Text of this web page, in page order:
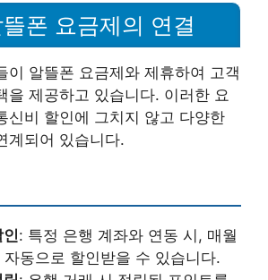
폰 요금제의 연결
이 알뜰폰 요금제와 제휴하여 고객
을 제공하고 있습니다. 이러한 요
신비 할인에 그치지 않고 다양한
계되어 있습니다.
: 특정 은행 계좌와 연동 시, 매월
자동으로 할인받을 수 있습니다.